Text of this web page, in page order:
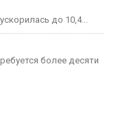
до 10,4...
более десяти